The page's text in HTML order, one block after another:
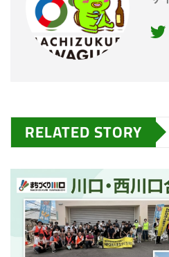
RELATED STORY